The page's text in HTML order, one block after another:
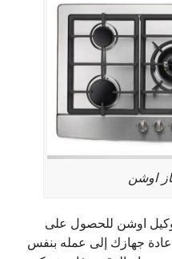
اوشن
اوشن للحصول على
جهازك إلى عمله بنفس